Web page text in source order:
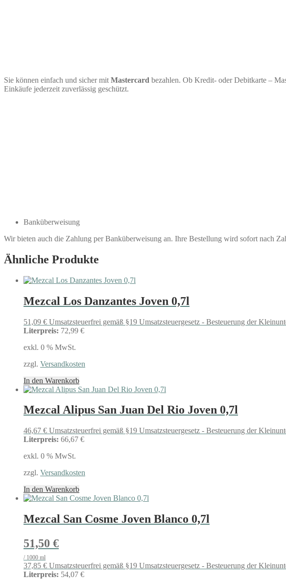
Sie können einfach und sicher mit Mastercard bezahlen. Ob Kredit- oder Debitkarte –
Einkäufe jederzeit zuverlässig geschützt.
Banküberweisung
Wir bieten auch die Zahlung per Banküberweisung an. Ihre Bestellung wird sofort nach
Ähnliche Produkte
Mezcal Los Danzantes Joven 0,7l
51,09 € Umsatzsteuerfrei gemäß §19 Umsatzsteuergesetz - Besteuerung der
Literpreis: 72,99 €
exkl. 0 % MwSt.
zzgl. Versandkosten
In den Warenkorb
Mezcal Alipus San Juan Del Rio Joven 0,7l
46,67 € Umsatzsteuerfrei gemäß §19 Umsatzsteuergesetz - Besteuerung der
Literpreis: 66,67 €
exkl. 0 % MwSt.
zzgl. Versandkosten
In den Warenkorb
Mezcal San Cosme Joven Blanco 0,7l
51,50 €
/ 1000 ml
37,85 € Umsatzsteuerfrei gemäß §19 Umsatzsteuergesetz - Besteuerung der
Literpreis: 54,07 €